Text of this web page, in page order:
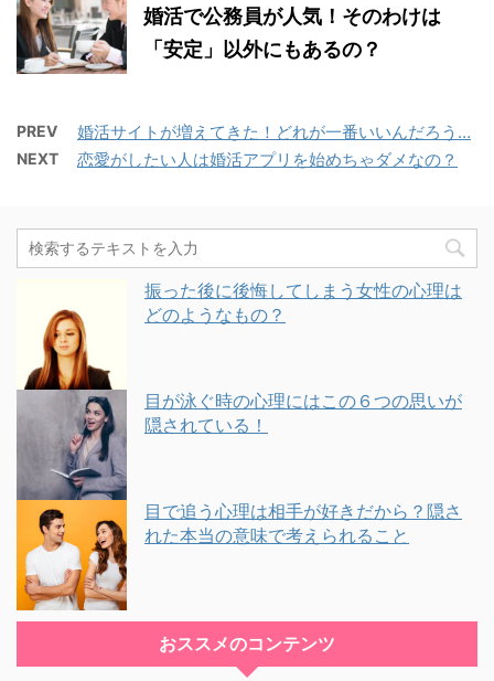
婚活で公務員が人気！そのわけは
「安定」以外にもあるの？
PREV 婚活サイトが増えてきた！どれが一番いいんだろう…
NEXT 恋愛がしたい人は婚活アプリを始めちゃダメなの？
振った後に後悔してしまう女性の心理は
どのようなもの？
目が泳ぐ時の心理にはこの６つの思いが
隠されている！
目で追う心理は相手が好きだから？隠さ
れた本当の意味で考えられること
おススメのコンテンツ